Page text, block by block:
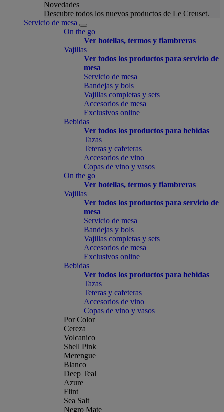
Novedades
Descubre todos los nuevos productos de Le Creuset.
Servicio de mesa
On the go
Ver botellas, termos y fiambreras
Vajillas
Ver todos los productos para servicio de
mesa
Servicio de mesa
Bandejas y bols
Vajillas completas y sets
Accesorios de mesa
Exclusivos online
Bebidas
Ver todos los productos para bebidas
Tazas
Teteras y cafeteras
Accesorios de vino
Copas de vino y vasos
On the go
Ver botellas, termos y fiambreras
Vajillas
Ver todos los productos para servicio de
mesa
Servicio de mesa
Bandejas y bols
Vajillas completas y sets
Accesorios de mesa
Exclusivos online
Bebidas
Ver todos los productos para bebidas
Tazas
Teteras y cafeteras
Accesorios de vino
Copas de vino y vasos
Por Color
Cereza
Volcanico
Shell Pink
Merengue
Blanco
Deep Teal
Azure
Flint
Sea Salt
Negro Mate